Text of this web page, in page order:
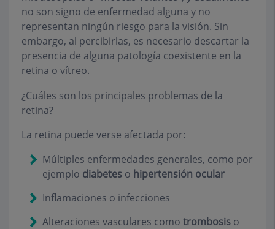
no son signo de enfermedad alguna y no
representan ningún riesgo para la visión. Sin
embargo, al percibirlas, es necesario descartar la
presencia de alguna patología coexistente en la
retina o vítreo.
¿Cuáles son los principales problemas de la
retina?
La retina puede verse afectada por:
Múltiples enfermedades generales, como por
ejemplo diabetes o hipertensión ocular
Inflamaciones o infecciones
Alteraciones vasculares como trombosis o